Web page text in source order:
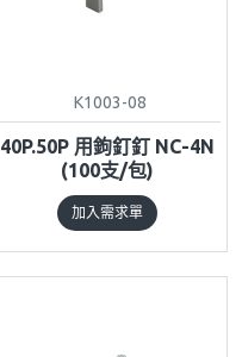
K1003-08
40P.50P 用鉤釘釘 NC-4N
(100支/包)
加入需求單